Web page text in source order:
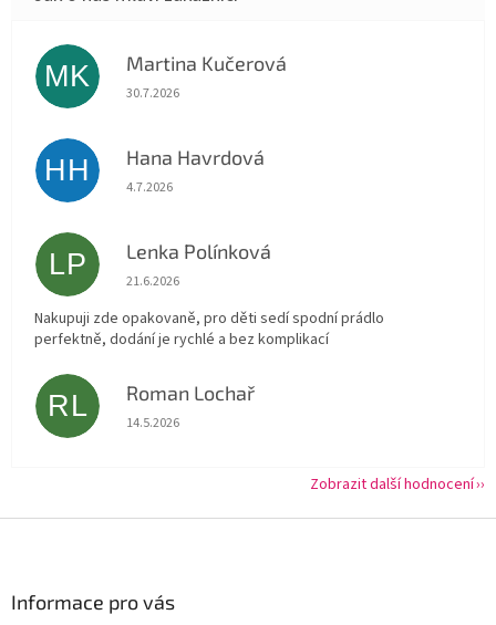
MK Martina Kučerová
Hodnocení obchodu je 5 z 5 hvězdiček.
30.7.2026
HH Hana Havrdová
Hodnocení obchodu je 5 z 5 hvězdiček.
4.7.2026
LP Lenka Polínková
Hodnocení obchodu je 5 z 5 hvězdiček.
21.6.2026
Nakupuji zde opakovaně, pro děti sedí spodní prádlo
perfektně, dodání je rychlé a bez komplikací
RL Roman Lochař
Hodnocení obchodu je 5 z 5 hvězdiček.
14.5.2026
Zobrazit další hodnocení
Informace pro vás